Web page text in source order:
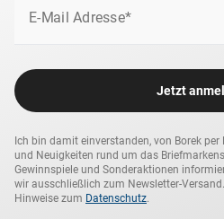
E-Mail Adresse*
Jetzt
Ich bin damit einverstanden, von Borek
und Neuigkeiten rund um das
Gewinnspiele und Sonderaktionen
wir ausschließlich zum Newsletter-
Hinweise zum Datenschutz.